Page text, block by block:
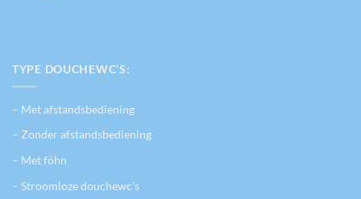
TYPE DOUCHEWC’S:
– Met afstandsbediening
– Zonder afstandsbediening
– Met föhn
– Stroomloze douchewc’s